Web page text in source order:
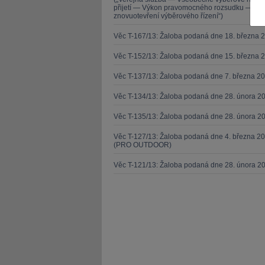
přijetí — Výkon pravomocného rozsudku —
znovuotevření výběrového řízení“)
Věc T-167/13: Žaloba podaná dne 18. března
Věc T-152/13: Žaloba podaná dne 15. března
Věc T-137/13: Žaloba podaná dne 7. března
Věc T-134/13: Žaloba podaná dne 28. února
Věc T-135/13: Žaloba podaná dne 28. února
Věc T-127/13: Žaloba podaná dne 4. března
(PRO OUTDOOR)
Věc T-121/13: Žaloba podaná dne 28. února
JUDr. Tomáš Nielsen
JUDr.
Kurzy